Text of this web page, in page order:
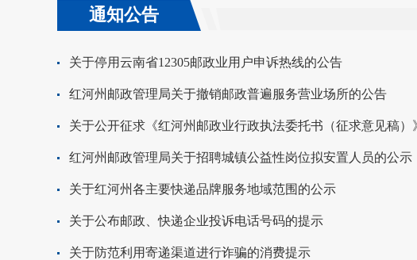
通知公告
关于停用云南省12305邮政业用户申诉热线的公告
红河州邮政管理局关于撤销邮政普遍服务营业场所的公告
红河州邮政管理局关于招聘城镇公益性岗位拟安置人员的公示
关于红河州各主要快递品牌服务地域范围的公示
关于公布邮政、快递企业投诉电话号码的提示
关于防范利用寄递渠道进行诈骗的消费提示